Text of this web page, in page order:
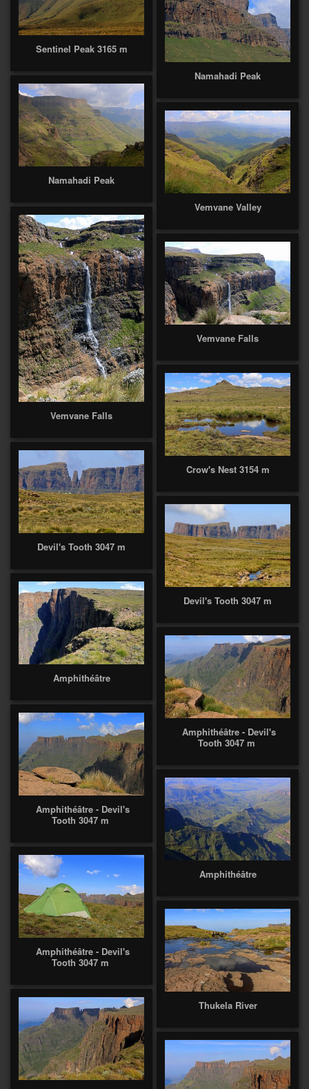
Sentinel Peak 3165 m
Namahadi Peak
Namahadi Peak
Vemvane Valley
Vemvane Falls
Vemvane Falls
Crow's Nest 3154 m
Devil's Tooth 3047 m
Devil's Tooth 3047 m
Amphithéâtre
Amphithéâtre - Devil's
Tooth 3047 m
Amphithéâtre - Devil's
Tooth 3047 m
Amphithéâtre
Amphithéâtre - Devil's
Tooth 3047 m
Thukela River